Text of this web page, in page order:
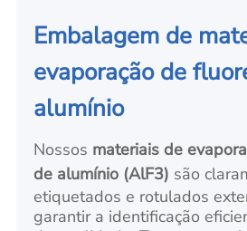
Embalagem de
evaporação de
alumínio
Nossos materiais de
de alumínio (AlF3) são
etiquetados e rotulados
garantir a identificação